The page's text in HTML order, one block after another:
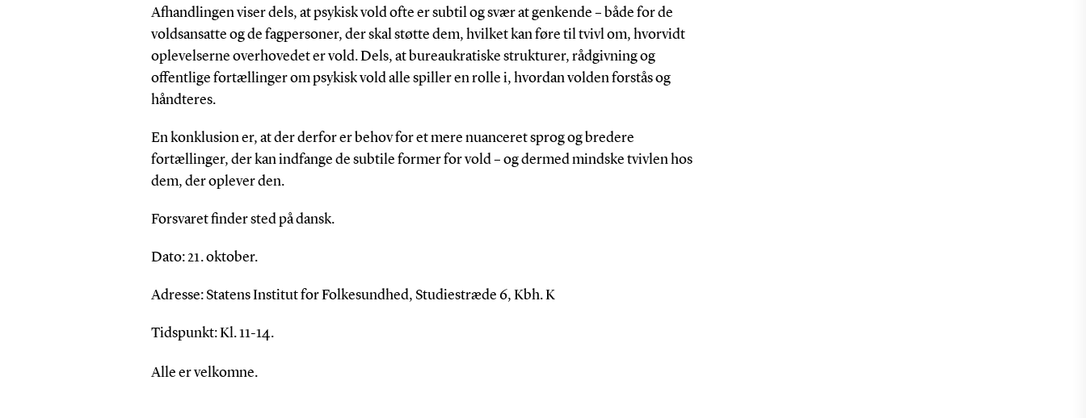
Afhandlingen viser dels, at psykisk vold ofte er subtil og svær at genkende – både for de
voldsansatte og de fagpersoner, der skal støtte dem, hvilket kan føre til tvivl om, hvorvidt
oplevelserne overhovedet er vold. Dels, at bureaukratiske strukturer, rådgivning og
offentlige fortællinger om psykisk vold alle spiller en rolle i, hvordan volden forstås og
håndteres.
En konklusion er, at der derfor er behov for et mere nuanceret sprog og bredere
fortællinger, der kan indfange de subtile former for vold – og dermed mindske tvivlen hos
dem, der oplever den.
Forsvaret finder sted på dansk.
Dato: 21. oktober.
Adresse: Statens Institut for Folkesundhed, Studiestræde 6, Kbh. K
Tidspunkt: Kl. 11-14.
Alle er velkomne.